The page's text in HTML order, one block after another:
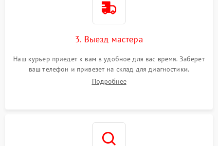
3. Выезд мастера
Наш курьер приедет к вам в удобное для вас время. Заберет
ваш телефон и привезет на склад для диагностики.
Подробнее